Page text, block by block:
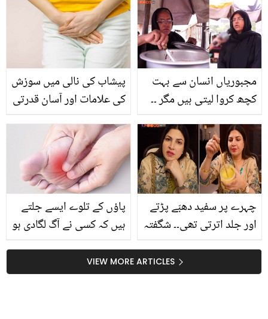
کا سخت ترین وقت کیوں
قرار دیا؟
کچھ ایسے راز جو باغ کے
مالی بتاتے ہیں؟
پیشاب کی نالی میں سوزش
کی علامات اور آسان قدرتی
مجبوریاں انسان سے بہت
کچھ کروا لیتی ہیں مگر ۔۔
کہ خاتون نے سڑک کنارے
کھانے کا اسٹال لگا لیا اور وہ
کتنا کما لیتی ہیں؟
پاؤں کے تلوے ایسے جلتے
ہیں کہ کسی نے آگ لگادی ہو
پاؤڈر شامل کر کے پیئیں،
اور جلتے تلوؤں سے
چہرے پر سفید دھبّے پڑتے
اور جلد اترتی تھی۔۔ شگفتہ
جادوئی نسخہ مل گیا تھا،
جس نے ان کی برسوں
VIEW MORE ARTICLES